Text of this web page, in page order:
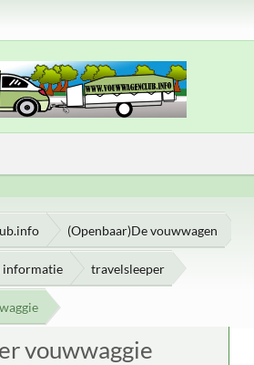
(Openbaar)De vouwwagen
informatie travelsleeper
vouwwaggie